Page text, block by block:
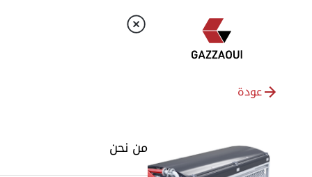
من نحن
عودة